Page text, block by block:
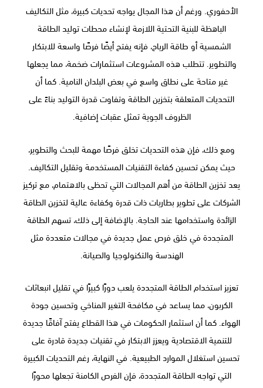
الأحفوري. ورغم أن هذا المجال يواجه تحديات كبيرة، مثل التكاليف
الباهظة للبنية التحتية اللازمة لإنشاء محطات توليد الطاقة
الشمسية أو طاقة الرياح، فإنه يفتح أيضًا فرصًا واسعة للابتكار
والتطوير. تتطلب هذه المشروعات استثمارات ضخمة، مما يجعلها
غير متاحة على نطاق واسع في بعض البلدان النامية. كما أن
التحديات المتعلقة بتخزين الطاقة وتفاوت قدرة التوليد بناءً على
الظروف الجوية تمثل عقبات إضافية.
ومع ذلك، فإن هذه التحديات تخلق فرصًا مهمة للبحث والتطوير،
حيث يمكن تحسين كفاءة التقنيات المستخدمة وتقليل التكاليف.
يعد تخزين الطاقة من أهم المجالات التي تحظى بالاهتمام، مع تركيز
الشركات على تطوير بطاريات ذات قدرة وكفاءة عالية لتخزين الطاقة
الزائدة واستخدامها عند الحاجة. بالإضافة إلى ذلك، تسهم الطاقة
المتجددة في خلق فرص عمل جديدة في مجالات متعددة مثل
الهندسة والتكنولوجيا والصيانة.
تعزيز استخدام الطاقة المتجددة يلعب دورًا كبيرًا في تقليل انبعاثات
الكربون، مما يساعد في مكافحة التغير المناخي وتحسين جودة
الهواء. كما أن استثمار الحكومات في هذا القطاع يفتح آفاقًا جديدة
للتنمية الاقتصادية ويعزز الابتكار في تقنيات جديدة قادرة على
تحسين استغلال الموارد الطبيعية. في النهاية، رغم التحديات الكبيرة
التي تواجه الطاقة المتجددة، فإن الفرص الكامنة تجعلها محورًا